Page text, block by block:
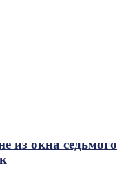
из окна седьмого